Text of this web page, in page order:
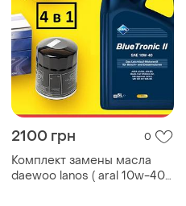
2100 грн 0
Комплект замены масла
daewoo lanos ( aral 10w-40